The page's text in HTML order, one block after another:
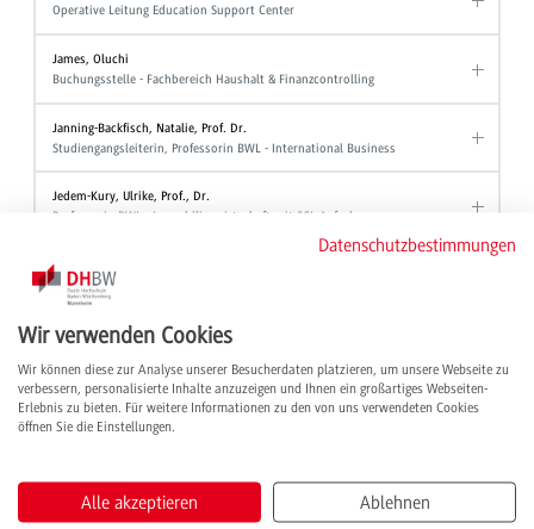
Operative Leitung Education Support Center
James, Oluchi
Buchungsstelle - Fachbereich Haushalt & Finanzcontrolling
Janning-Backfisch, Natalie, Prof. Dr.
Studiengangsleiterin, Professorin BWL - International Business
Jedem-Kury, Ulrike, Prof., Dr.
Professorin BWL - Immobilienwirtschaft mit SGL-Aufgaben
Jenner, Martina
Sekretariat Servicezentrum Studium und Lehre
Poststelle - Fachbereich Infrastruktur, Gebäude- und Flächenmanagement
Jeske, Klaus-Jürgen, Prof. Dr.
Studiengangsleiter, Professor BWL - Versicherung
Standortrepräsentant Master für Studierende BK / FDL / VS / RSW / AC / ST
Jonen, Andreas, Prof. Dr.
Joos, Regina
Sekretariat ME - Digitale Medien/Mediapublishing und Gestaltung
Datenschutzbestimmungen
Wir verwenden Cookies
Wir können diese zur Analyse unserer Besucherdaten platzieren, um unsere Webseite zu
verbessern, personalisierte Inhalte anzuzeigen und Ihnen ein großartiges Webseiten-
Erlebnis zu bieten. Für weitere Informationen zu den von uns verwendeten Cookies
öffnen Sie die Einstellungen.
Alle akzeptieren Ablehnen